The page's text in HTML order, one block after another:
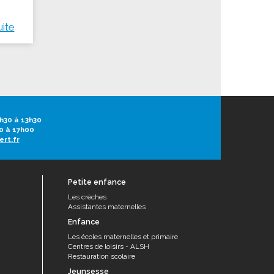
à 13h30
à 17h00
Petite enfance
Les crèches
Assistantes maternelles
Enfance
Les écoles maternelles et primaire
Centres de loisirs - ALSH
Restauration scolaire
Jeunsesse